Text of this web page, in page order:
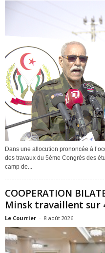
Dans une allocution prononcée à
des travaux du 5ème Congrès des
camp de...
COOPERATION
Minsk travaillent sur
Le Courrier - 8 août 2026